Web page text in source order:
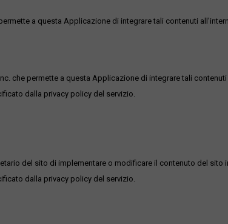
a questa Applicazione di integrare tali contenuti
che permette a questa Applicazione di integrare tali
dalla privacy policy del servizio.
del sito di implementare o modificare il contenuto del sito
dalla privacy policy del servizio.